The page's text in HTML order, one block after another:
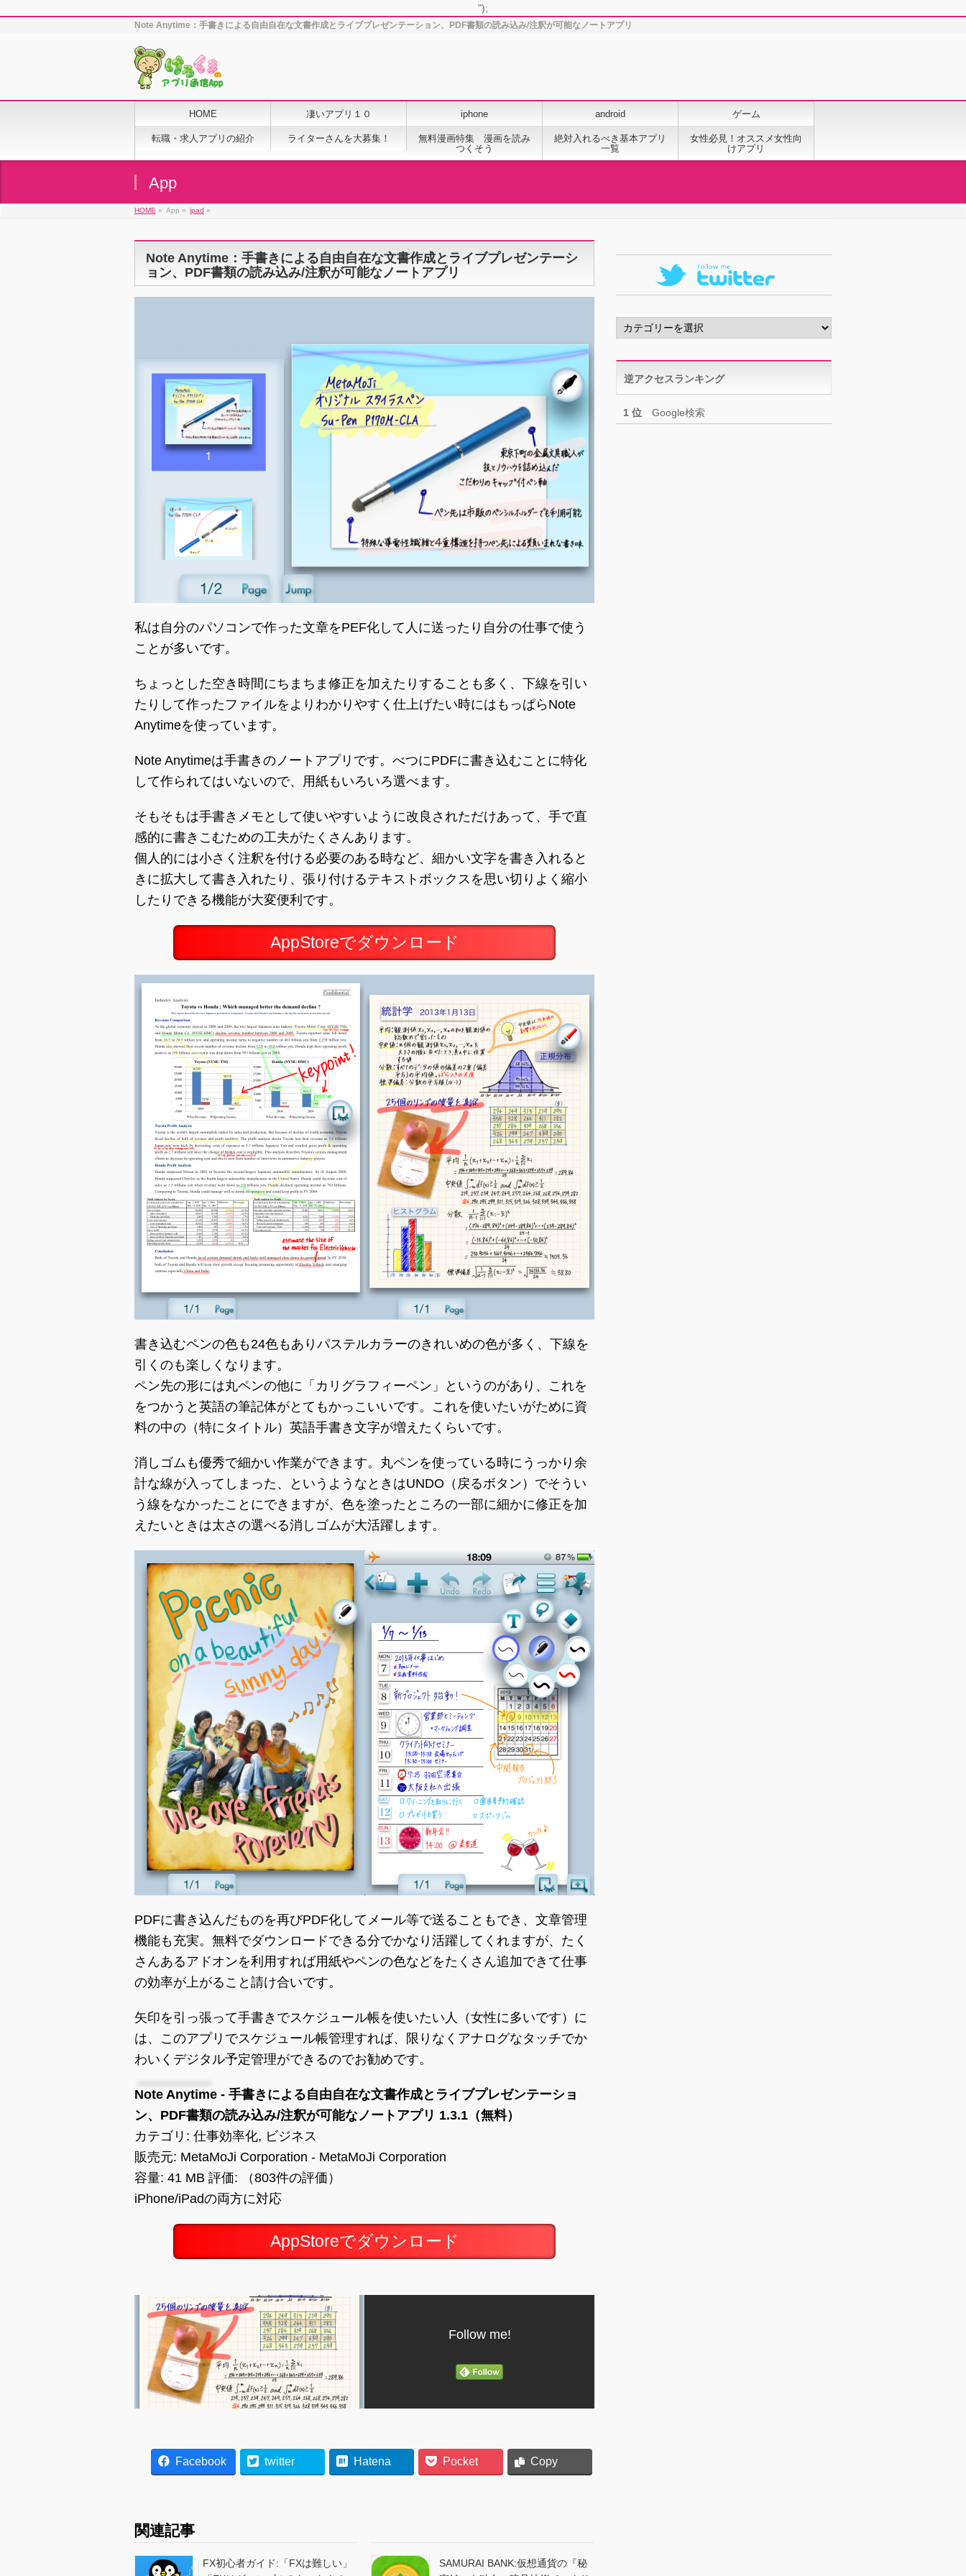
");
Note Anytime：手書きによる自由自在な文書作成とライブプレゼンテーション、PDF書類の読み込み/注釈が可能なノートアプリ
HOME 凄いアプリ１０ iphone android ゲーム
転職・求人アプリの紹介 ライターさんを大募集！
無料漫画特集 漫画を読み
つくそう
絶対入れるべき基本アプリ
一覧
女性必見！オススメ女性向
けアプリ
App
HOME » App » ipad »
Note Anytime：手書きによる自由自在な文書作成とライブプレゼンテーシ
ョン、PDF書類の読み込み/注釈が可能なノートアプリ
私は自分のパソコンで作った文章をPEF化して人に送ったり自分の仕事で使う
ことが多いです。
ちょっとした空き時間にちまちま修正を加えたりすることも多く、下線を引い
たりして作ったファイルをよりわかりやすく仕上げたい時にはもっぱらNote
Anytimeを使っています。
Note Anytimeは手書きのノートアプリです。べつにPDFに書き込むことに特化
して作られてはいないので、用紙もいろいろ選べます。
そもそもは手書きメモとして使いやすいように改良されただけあって、手で直
感的に書きこむための工夫がたくさんあります。
個人的には小さく注釈を付ける必要のある時など、細かい文字を書き入れると
きに拡大して書き入れたり、張り付けるテキストボックスを思い切りよく縮小
したりできる機能が大変便利です。
AppStoreでダウンロード
書き込むペンの色も24色もありパステルカラーのきれいめの色が多く、下線を
引くのも楽しくなります。
ペン先の形には丸ペンの他に「カリグラフィーペン」というのがあり、これを
をつかうと英語の筆記体がとてもかっこいいです。これを使いたいがために資
料の中の（特にタイトル）英語手書き文字が増えたくらいです。
消しゴムも優秀で細かい作業ができます。丸ペンを使っている時にうっかり余
計な線が入ってしまった、というようなときはUNDO（戻るボタン）でそうい
う線をなかったことにできますが、色を塗ったところの一部に細かに修正を加
えたいときは太さの選べる消しゴムが大活躍します。
PDFに書き込んだものを再びPDF化してメール等で送ることもでき、文章管理
機能も充実。無料でダウンロードできる分でかなり活躍してくれますが、たく
さんあるアドオンを利用すれば用紙やペンの色などをたくさん追加できて仕事
の効率が上がること請け合いです。
矢印を引っ張って手書きでスケジュール帳を使いたい人（女性に多いです）に
は、このアプリでスケジュール帳管理すれば、限りなくアナログなタッチでか
わいくデジタル予定管理ができるのでお勧めです。
Note Anytime - 手書きによる自由自在な文書作成とライブプレゼンテーショ
ン、PDF書類の読み込み/注釈が可能なノートアプリ 1.3.1（無料）
カテゴリ: 仕事効率化, ビジネス
販売元: MetaMoJi Corporation - MetaMoJi Corporation
容量: 41 MB 評価: （803件の評価）
iPhone/iPadの両方に対応
AppStoreでダウンロード
Follow me!
Facebook twitter Hatena Pocket Copy
関連記事
FX初心者ガイド:「FXは難しい」
SAMURAI BANK:仮想通貨の『秘
カ
テ
リ
ー逆アクセスランキング
1 位 Google検索